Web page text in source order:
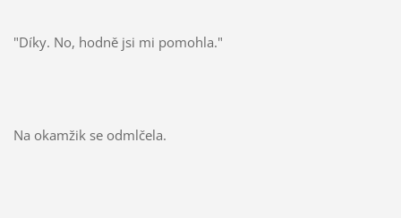
"Díky. No, hodně jsi mi pomohla."
Na okamžik se odmlčela.